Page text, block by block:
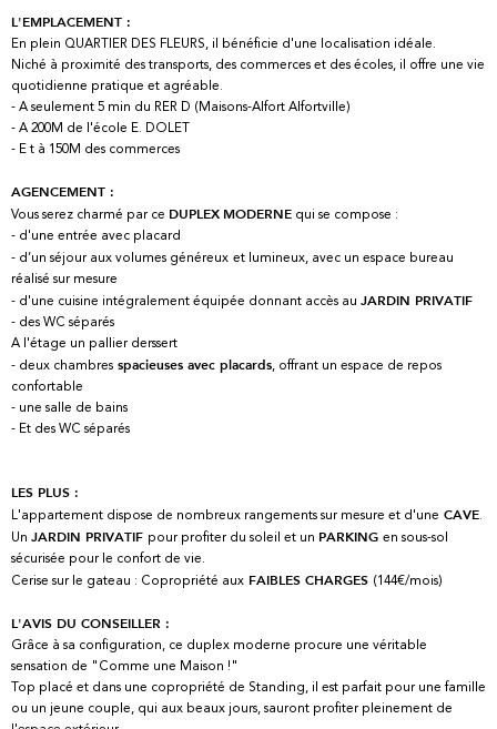
L'EMPLACEMENT :
En plein QUARTIER DES FLEURS, il bénéficie d'une localisation idéale.
Niché à proximité des transports, des commerces et des écoles, il offre une vie
quotidienne pratique et agréable.
- A seulement 5 min du RER D (Maisons-Alfort Alfortville)
- A 200M de l'école E. DOLET
- E t à 150M des commerces
AGENCEMENT :
Vous serez charmé par ce DUPLEX MODERNE qui se compose :
- d'une entrée avec placard
- d’un séjour aux volumes généreux et lumineux, avec un espace bureau
réalisé sur mesure
- d'une cuisine intégralement équipée donnant accès au JARDIN PRIVATIF
- des WC séparés
A l'étage un pallier derssert
- deux chambres spacieuses avec placards, offrant un espace de repos
confortable
- une salle de bains
- Et des WC séparés
LES PLUS :
L'appartement dispose de nombreux rangements sur mesure et d'une CAVE.
Un JARDIN PRIVATIF pour profiter du soleil et un PARKING en sous-sol
sécurisée pour le confort de vie.
Cerise sur le gateau : Copropriété aux FAIBLES CHARGES (144€/mois)
L'AVIS DU CONSEILLER :
Grâce à sa configuration, ce duplex moderne procure une véritable
sensation de "Comme une Maison !"
Top placé et dans une copropriété de Standing, il est parfait pour une famille
ou un jeune couple, qui aux beaux jours, sauront profiter pleinement de